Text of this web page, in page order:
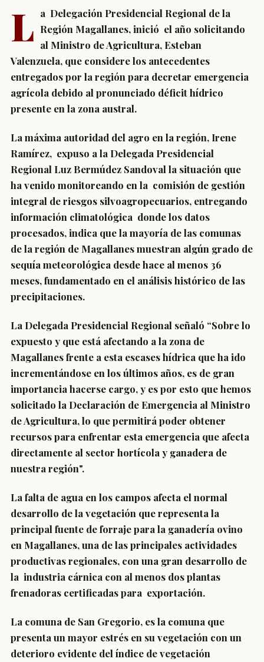
L a Delegación Presidencial Regional de la
Región Magallanes, inició el año solicitando
al Ministro de Agricultura, Esteban
Valenzuela, que considere los antecedentes
entregados por la región para decretar emergencia
agrícola debido al pronunciado déficit hídrico
presente en la zona austral.
La máxima autoridad del agro en la región, Irene
Ramírez, expuso a la Delegada Presidencial
Regional Luz Bermúdez Sandoval la situación que
ha venido monitoreando en la comisión de gestión
integral de riesgos silvoagropecuarios, entregando
información climatológica donde los datos
procesados, indica que la mayoría de las comunas
de la región de Magallanes muestran algún grado de
sequía meteorológica desde hace al menos 36
meses, fundamentado en el análisis histórico de las
precipitaciones.
La Delegada Presidencial Regional señaló “Sobre lo
expuesto y que está afectando a la zona de
Magallanes frente a esta escases hídrica que ha ido
incrementándose en los últimos años, es de gran
importancia hacerse cargo, y es por esto que hemos
solicitado la Declaración de Emergencia al Ministro
de Agricultura, lo que permitirá poder obtener
recursos para enfrentar esta emergencia que afecta
directamente al sector hortícola y ganadera de
nuestra región".
La falta de agua en los campos afecta el normal
desarrollo de la vegetación que representa la
principal fuente de forraje para la ganadería ovino
en Magallanes, una de las principales actividades
productivas regionales, con una gran desarrollo de
la industria cárnica con al menos dos plantas
frenadoras certificadas para exportación.
La comuna de San Gregorio, es la comuna que
presenta un mayor estrés en su vegetación con un
deterioro evidente del índice de vegetación